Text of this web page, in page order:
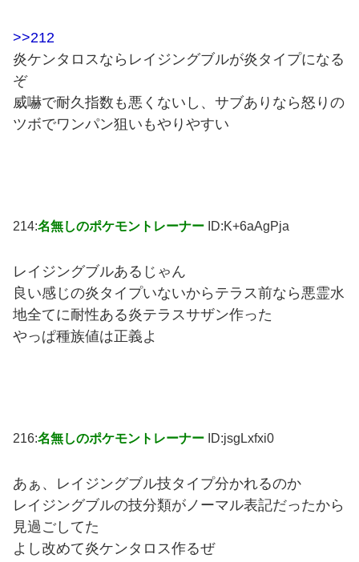
>>212
炎ケンタロスならレイジングブルが炎タイプになる
ぞ
威嚇で耐久指数も悪くないし、サブありなら怒りの
ツボでワンパン狙いもやりやすい
214:名無しのポケモントレーナー ID:K+6aAgPja
レイジングブルあるじゃん
良い感じの炎タイプいないからテラス前なら悪霊水
地全てに耐性ある炎テラスサザン作った
やっぱ種族値は正義よ
216:名無しのポケモントレーナー ID:jsgLxfxi0
あぁ、レイジングブル技タイプ分かれるのか
レイジングブルの技分類がノーマル表記だったから
見過ごしてた
よし改めて炎ケンタロス作るぜ